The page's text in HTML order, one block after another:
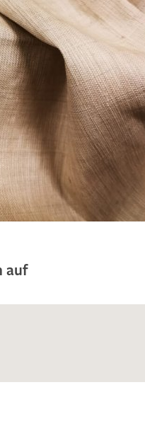
meiner Musteranfrage
und akzeptiere diese.
auf